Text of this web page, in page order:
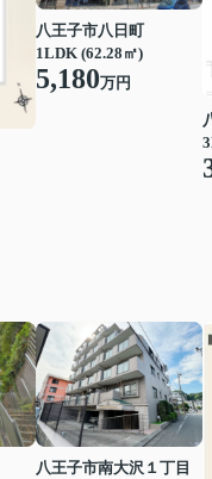
八王子市八日町
1LDK (62.28㎡)
5,180万円
八王子市南大沢１丁目